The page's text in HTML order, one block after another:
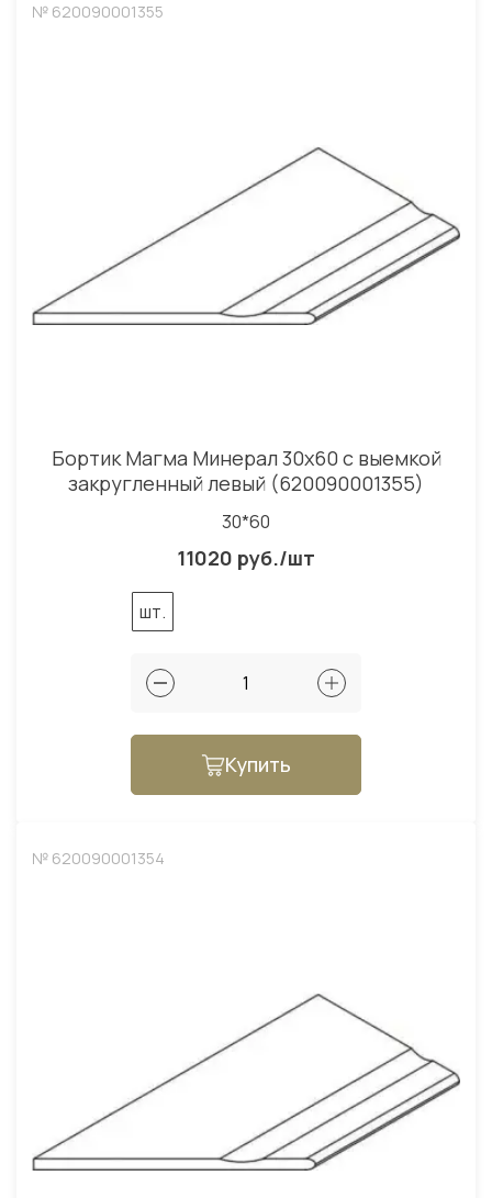
№ 620090001355
Бортик Магма Минерал 30x60 с выемкой
закругленный левый (620090001355)
30*60
11020 руб./шт
шт.
Купить
№ 620090001354